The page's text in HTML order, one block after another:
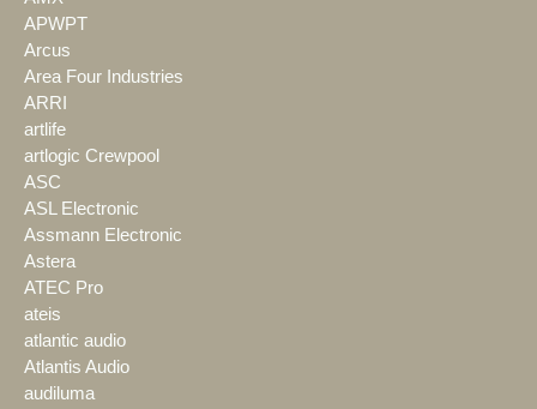
APWPT
Arcus
Area Four Industries
ARRI
artlife
artlogic Crewpool
ASC
ASL Electronic
Assmann Electronic
Astera
ATEC Pro
ateis
atlantic audio
Atlantis Audio
audiluma